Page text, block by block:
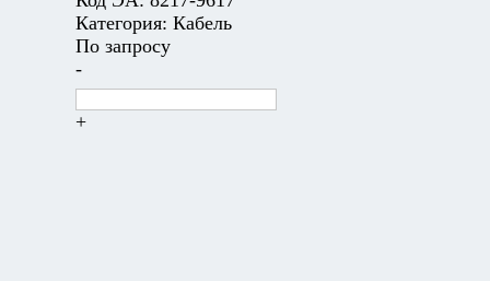
Категория: Кабель
По запросу
-
+